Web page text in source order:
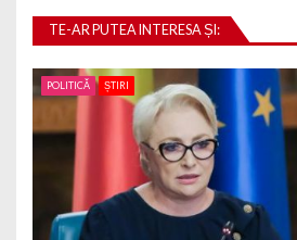
TE-AR PUTEA INTERESA ȘI:
POLITICĂ ȘTIRI